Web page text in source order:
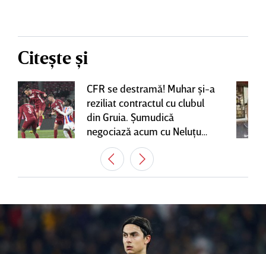
Citește și
CFR se destramă! Muhar şi-a
reziliat contractul cu clubul
din Gruia. Şumudică
negociază acum cu Neluţu
Varga, care mai are o
variantă pentru banca tehnică
| EXCLUSIV